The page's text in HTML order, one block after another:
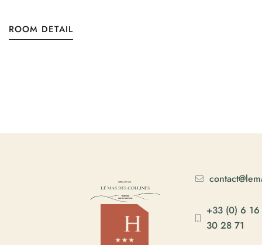
ROOM DETAIL
+33 (0) 6 16
30 28 71